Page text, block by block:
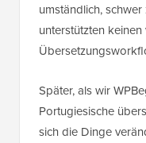
umständlich,
unterstützten
Später, als wir
Portugiesische
sich die Dinge